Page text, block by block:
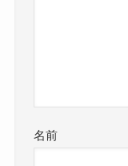
名前